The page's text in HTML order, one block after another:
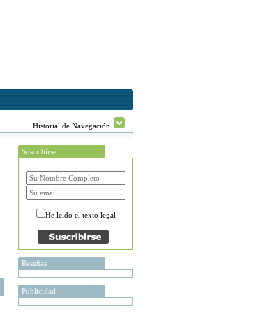
Historial de Navegación
Suscribirse
He leido el texto legal
Reseñas
Publicidad